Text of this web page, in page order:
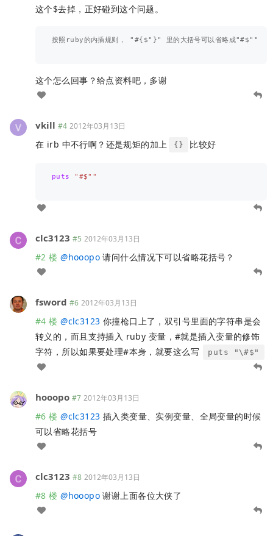
这个$去掉，正好碰到这个问题。
按照ruby的内插规则， "#{$"}" 里的大括号可以省略成"#$""
这个怎么回事？给点资料吧，多谢
vkill #4 2012年03月13日
在 irb 中不行啊？还是规矩的加上 {} 比较好
puts "#$""
clc3123 #5 2012年03月13日
#2 楼 @hooopo 请问什么情况下可以省略花括号？
fsword #6 2012年03月13日
#4 楼 @clc3123 你撞枪口上了，双引号里面的字符串是会
转义的，而且支持插入 ruby 变量，#就是插入变量的修饰
字符，所以如果要处理#本身，就要这么写
puts "\#$"
hooopo #7 2012年03月13日
#6 楼 @clc3123 插入类变量、实例变量、全局变量的时候
可以省略花括号
clc3123 #8 2012年03月13日
#8 楼 @hooopo 谢谢上面各位大侠了